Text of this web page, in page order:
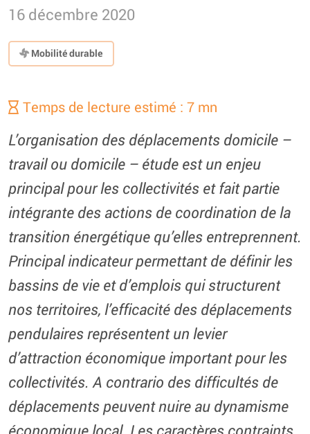
16 décembre 2020
Mobilité durable
Temps de lecture estimé : 7 mn
L’organisation des déplacements domicile –
travail ou domicile – étude est un enjeu
principal pour les collectivités et fait partie
intégrante des actions de coordination de la
transition énergétique qu’elles entreprennent.
Principal indicateur permettant de définir les
bassins de vie et d’emplois qui structurent
nos territoires, l’efficacité des déplacements
pendulaires représentent un levier
d’attraction économique important pour les
collectivités. A contrario des difficultés de
déplacements peuvent nuire au dynamisme